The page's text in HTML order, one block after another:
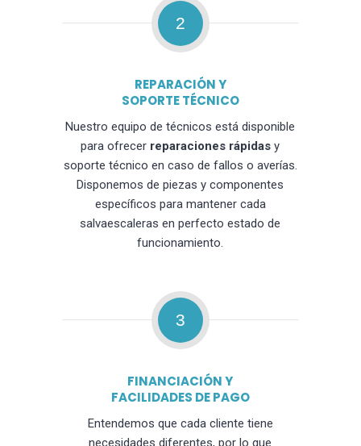
2
REPARACIÓN Y
SOPORTE TÉCNICO
Nuestro equipo de técnicos está disponible
para ofrecer reparaciones rápidas y
soporte técnico en caso de fallos o averías.
Disponemos de piezas y componentes
específicos para mantener cada
salvaescaleras en perfecto estado de
funcionamiento.
3
FINANCIACIÓN Y
FACILIDADES DE PAGO
Entendemos que cada cliente tiene
necesidades diferentes, por lo que